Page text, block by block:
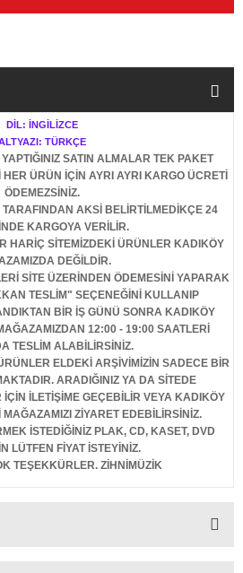
DİL: İNGİLİZCE
TÜRKÇE
SATIN ALMALAR TEK PAKET
ÜRÜN İÇİN AYRI AYRI KARGO ÜCRETİ
ÖDEMEZSİNİZ.
AKSİ BELİRTİLMEDİKÇE 24
KARGOYA VERİLİR.
HARİÇ SİTEMİZDEKİ ÜRÜNLER KADIKÖY
DEĞİLDİR.
SİTE ÜZERİNDEN ÖDEMESİNİ YAPARAK
TESLİM" SEÇENEĞİNİ KULLANIP
BİR İŞ GÜNÜ SONRA KADIKÖY
12:00 - 19:00 SAATLERİ
TESLİM ALABİLİRSİNİZ.
ELDEKİ ARŞİVİMİZİN SADECE BİR
ARADIĞINIZ YA DA SİTEDE
İLETİŞİME GEÇEBİLİR VEYA KADIKÖY
ZİYARET EDEBİLİRSİNİZ.
İSTEDİĞİNİZ PLAK, CD, KASET, DVD
LÜTFEN FİYAT İSTEYİNİZ.
TEŞEKKÜRLER. ZİHNİMÜZİK